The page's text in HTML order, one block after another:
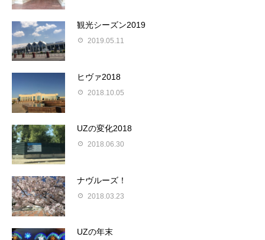
観光シーズン2019
2019.05.11
ヒヴァ2018
2018.10.05
UZの変化2018
2018.06.30
ナヴルーズ！
2018.03.23
UZの年末